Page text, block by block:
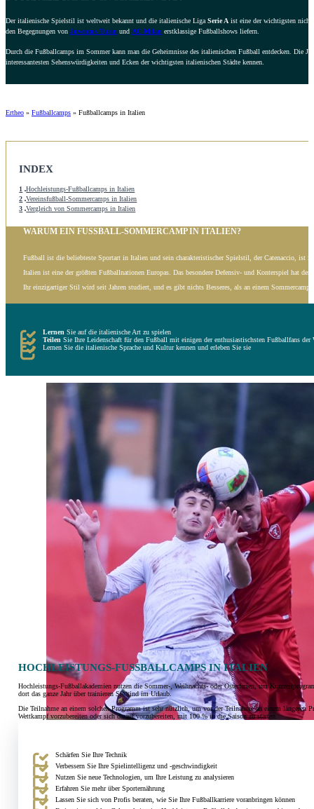
Der italienische Spielstil ist weltweit bekannt und die italienische LigaSerie A ist eine der wichtigsten nicht
den Begegnungen von Juventus Turin und AC Milan erstklassige Fußballshows liefern.
Durch die Fußballcamps im Sommer kann man die Geheimnisse des italienischen Fußball entdecken. Die
interessantesten Sehenswürdigkeiten und Ecken der wichtigsten italienischen Städte kennen.
Ertheo » Fußballcamps » Fußballcamps in Italien
INDEX
1 Hochleistungs-Fußballcamps in Italien
2 Vereinsfußball-Sommercamps in Italien
3 Vergleich von Sommercamps in Italien
WARUM EIN FUSSBALL-SOMMERCAMP IN ITALIEN?
Fußball ist die beliebteste Sportart in Italien und sein charakteristischer Spielstil, der Catenaccio, ist in
Italien ist eine der größten Fußballnationen Europas. Das besondere Defensiv- und Konterspiel hat
Ihr einzigartiger Stil wird seit Jahren studiert, und es gibt nichts Besseres, als an einem
Lernen Sie auf die italienische Art zu spielen
Teilen Sie Ihre Leidenschaft für den Fußball mit einigen der enthusiastischsten Fußballfans der
Lernen Sie die italienische Sprache und Kultur kennen und erleben Sie sie
HOCHLEISTUNGS-FUSSBALLCAMPS IN ITALIEN
Hochleistungs-Fußballakademien nutzen die Sommer-, Weihnachts- oder Osterferien, um
dort das ganze Jahr über trainieren Sie sind im Urlaub.
Die Teilnahme an einem solchen Programm ist sehr nützlich, um vor der Teilnahme an einem längeren
Wettkampf vorzubereiten oder sich darauf vorzubereiten, mit 100 % in die Saison zu starten.
Schärfen Sie Ihre Technik
Verbessern Sie Ihre Spielintelligenz und -geschwindigkeit
Nutzen Sie neue Technologien, um Ihre Leistung zu analysieren
Erfahren Sie mehr über Sporternährung
Lassen Sie sich von Profis beraten, wie Sie Ihre Fußballkarriere voranbringen können